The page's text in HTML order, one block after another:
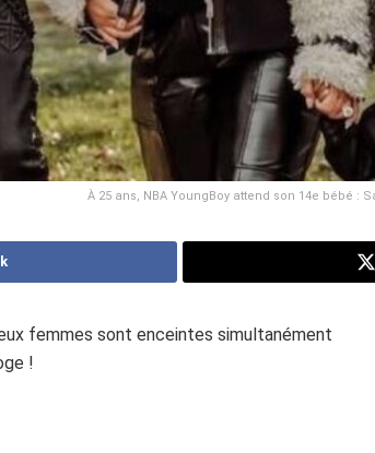
À 25 ans, NBA YoungBoy attend son 14e bébé :
femmes sont enceintes simultanément
!